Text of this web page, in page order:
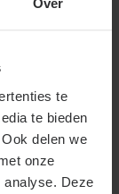
Over
te
te bieden
delen we
onze
analyse. Deze
redelijk